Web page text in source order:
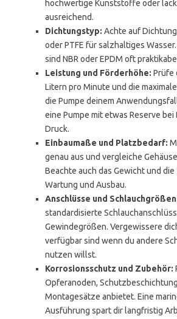
hochwertige Kunststoffe oder
ausreichend.
Dichtungstyp: Achte auf
oder PTFE für salzhaltiges
sind NBR oder EPDM oft
Leistung und Förderhöhe: Prüfe
Litern pro Minute und die
die Pumpe deinem
eine Pumpe mit etwas Reserve
Druck.
Einbaumaße und Platzbedarf:
genau aus und vergleiche
Beachte auch das Gewicht und
Wartung und Ausbau.
Anschlüsse und
standardisierte
Gewindegrößen. Vergewissere
verfügbar sind wenn du andere
nutzen willst.
Korrosionsschutz und Zubehör:
Opferanoden,
Montagesätze anbietet. Eine
Ausführung spart dir langfristig